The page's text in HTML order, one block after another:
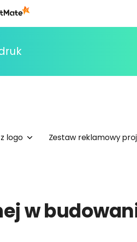
logo Zestaw reklamowy
w